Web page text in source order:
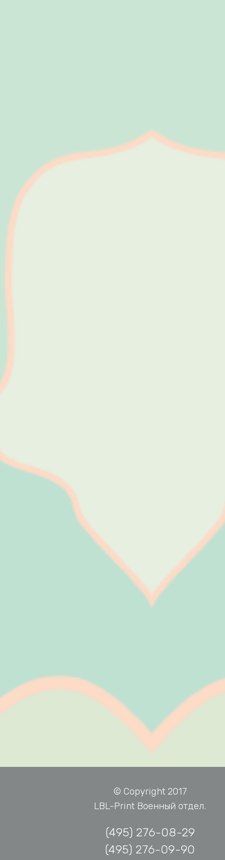
© Copyright 2017
LBL-Print Военный отдел.
(495) 276-08-29
(495) 276-09-90